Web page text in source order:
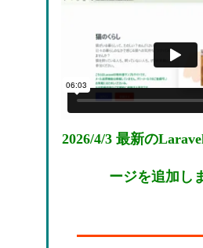
2026/4/3 最新の
ージを追加し